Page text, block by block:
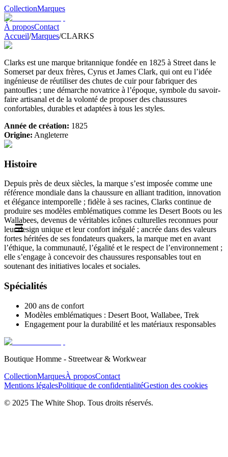
☰
CollectionMarques
À proposContact
Accueil/Marques/CLARKS
Clarks est une marque britannique fondée en 1825 à Street dans le
Somerset par deux frères, Cyrus et James Clark, qui ont eu l’idée
ingénieuse de réutiliser des chutes de cuir pour fabriquer des
pantoufles ; une démarche novatrice à l’époque, symbole du savoir-
faire artisanal et de la volonté de proposer des chaussures
confortables, durables et adaptées à tous les styles.
Année de création: 1825
Origine: Angleterre
Histoire
Depuis près de deux siècles, la marque s’est imposée comme une
référence mondiale dans la chaussure en alliant tradition, innovation
et élégance intemporelle ; fidèle à ses racines, Clarks continue de
produire ses modèles emblématiques comme les Desert Boots ou les
Wallabees, devenus de véritables icônes culturelles reconnues pour
leur design unique et leur confort inégalé ; ancrée dans des valeurs
fortes héritées de ses fondateurs quakers, la marque met en avant
l’éthique, la communauté, l’égalité et le respect de l’environnement ;
elle s’engage à concevoir des chaussures responsables tout en
soutenant des initiatives locales et sociales.
Spécialités
200 ans de confort
Modèles emblématiques : Desert Boot, Wallabee, Trek
Engagement pour la durabilité et les matériaux responsables
Boutique Homme - Streetwear & Workwear
CollectionMarquesÀ proposContact
Mentions légalesPolitique de confidentialitéGestion des cookies
© 2025 The White Shop. Tous droits réservés.